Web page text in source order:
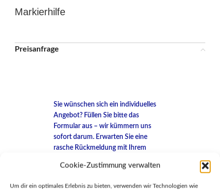
Cookie-Zustimmung verwalten
Um dir ein optimales Erlebnis zu bieten, verwenden wir Technologien wie
Markierhilfe
Preisanfrage
Sie wünschen sich ein individuelles
Angebot? Füllen Sie bitte das
Formular aus – wir kümmern uns
sofort darum. Erwarten Sie eine
rasche Rückmeldung mit Ihrem